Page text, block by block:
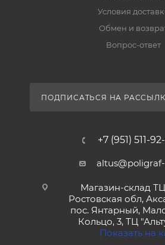
Условия
Обмен и
Вопрос-ответ
ПОДПИСАТЬСЯ НА
+7 (951) 511-
Магазин-склад ТЦ
Ростовская обл,
пос. Янтарный,
Кольцо, 3, ТЦ
Показать на